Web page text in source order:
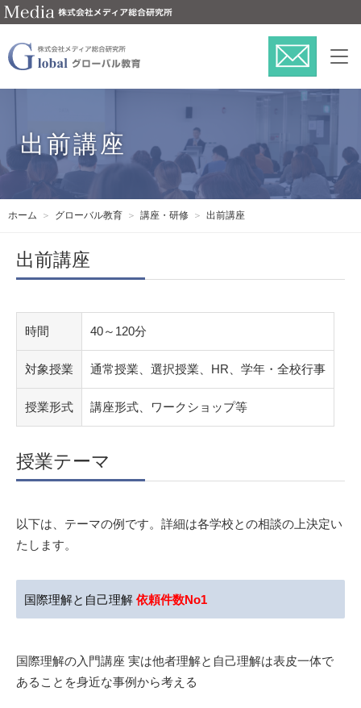
出前講座
ホーム グローバル教育 講座・研修 出前講座
出前講座
時間 40～120分
対象授業 通常授業、選択授業、HR、学年・全校行事
授業形式 講座形式、ワークショップ等
授業テーマ
以下は、テーマの例です。詳細は各学校との相談の上決定い
たします。
国際理解と自己理解 依頼件数No1
国際理解の入門講座 実は他者理解と自己理解は表皮一体で
あることを身近な事例から考える